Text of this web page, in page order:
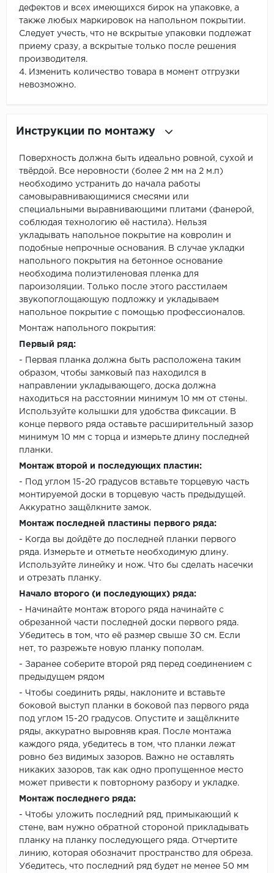
дефектов и всех имеющихся бирок на упаковке, а
также любых маркировок на напольном покрытии.
Следует учесть, что не вскрытые упаковки подлежат
приему сразу, а вскрытые только после решения
производителя.
4. Изменить количество товара в момент отгрузки
невозможно.
Инструкции по монтажу
Поверхность должна быть идеально ровной, сухой и
твёрдой. Все неровности (более 2 мм на 2 м.п)
необходимо устранить до начала работы
самовыравнивающимися смесями или
специальными выравнивающими плитами (фанерой,
соблюдая технологию её настила). Нельзя
укладывать напольное покрытие на ковролин и
подобные непрочные основания. В случае укладки
напольного покрытия на бетонное основание
необходима полиэтиленовая пленка для
пароизоляции. Только после этого расстилаем
звукопоглощающую подложку и укладываем
напольное покрытие с помощью профессионалов.
Монтаж напольного покрытия:
Первый ряд:
- Первая планка должна быть расположена таким
образом, чтобы замковый паз находился в
направлении укладывающего, доска должна
находиться на расстоянии минимум 10 мм от стены.
Используйте колышки для удобства фиксации. В
конце первого ряда оставьте расширительный зазор
минимум 10 мм с торца и измерьте длину последней
планки.
Монтаж второй и последующих пластин:
- Под углом 15-20 градусов вставьте торцевую часть
монтируемой доски в торцевую часть предыдущей.
Аккуратно защёлкните замок.
Монтаж последней пластины первого ряда:
- Когда вы дойдёте до последней планки первого
ряда. Измерьте и отметьте необходимую длину.
Используйте линейку и нож. Что бы сделать насечки
и отрезать планку.
Начало второго (и последующих) ряда:
- Начинайте монтаж второго ряда начинайте с
обрезанной части последней доски первого ряда.
Убедитесь в том, что её размер свыше 30 см. Если
нет, то разрежьте новую планку пополам.
- Заранее соберите второй ряд перед соединением с
предыдущем рядом
- Чтобы соединить ряды, наклоните и вставьте
боковой выступ планки в боковой паз первого ряда
под углом 15-20 градусов. Опустите и защёлкните
ряды, аккуратно выровняв края. После монтажа
каждого ряда, убедитесь в том, что планки лежат
ровно без видимых зазоров. Важно не оставлять
никаких зазоров, так как одно пропущенное место
может привести к повторному разбору и укладке.
Монтаж последнего ряда:
- Чтобы уложить последний ряд, примыкающий к
стене, вам нужно обратной стороной прикладывать
планку на планку последующего ряда. Отчертите
линию, которая обозначит пространство для обреза.
Убедитесь, что последний ряд будет не менее 50 мм